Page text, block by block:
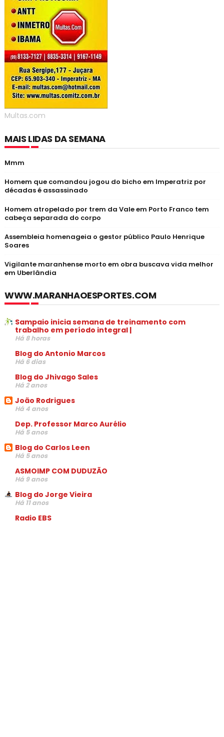
Multas.com
MAIS LIDAS DA SEMANA
Mmm
Homem que comandou jogou do bicho em Imperatriz por
décadas é assassinado
Homem atropelado por trem da Vale em Porto Franco tem
cabeça separada do corpo
Assembleia homenageia o gestor público Paulo Henrique
Soares
Vigilante maranhense morto em obra buscava vida melhor
em Uberlândia
WWW.MARANHAOESPORTES.COM
Sampaio inicia semana de treinamento com
trabalho em período integral |
Há 8 horas
Blog do Antonio Marcos
Há 6 dias
Blog do Jhivago Sales
Há 2 anos
João Rodrigues
Há 4 anos
Dep. Professor Marco Aurélio
Há 5 anos
Blog do Carlos Leen
Há 5 anos
ASMOIMP COM DUDUZÃO
Há 9 anos
Blog do Jorge Vieira
Há 11 anos
Radio EBS